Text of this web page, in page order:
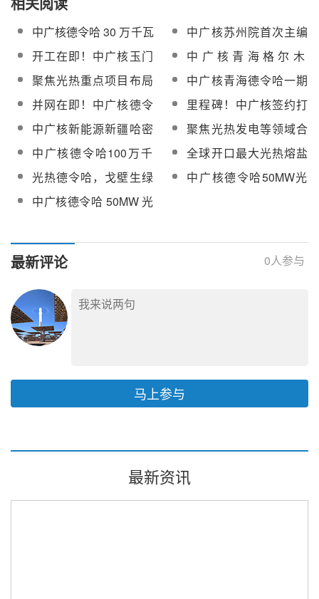
中广核德令哈 30 万千瓦
熔盐槽式光热项目接入
系统设计及电能质量评
估编制直接采购公告
中广核苏州院首次主编
的熔盐储能领域国家标
准获批立项
开工在即！中广核玉门
70万千瓦风光热制氢项
目入选甘肃2026省重大
项目
中广核青海格尔木
350MW光热示范（试
点）项目塔式聚光集热
系统采购
聚焦光热重点项目布局
推进等核心议题！中国
能建投资公司吉林公司
与中广核座谈交流
中广核青海德令哈一期
光热20万千瓦发电项目
高低温熔盐钢管公开竞
价采购
并网在即！中广核德令
哈200MW光热项目进展
全梳理
里程碑！中广核签约打
造巴西首个百兆瓦级熔
盐储热光热电站
中广核新能源新疆哈密
40万千瓦“光热+”项目申
请报告(项目前期)采购
聚焦光热发电等领域合
作！青海国投与中广核
青海公司举行战略合作
签约仪式
中广核德令哈100万千
瓦光热储一体化项目
2026年度日常检修维护
服务采购
全球开口最大光热熔盐
槽式集热器成套装备及
工艺，在青海完成技术
光热德令哈，戈壁生绿
电
中广核德令哈50MW光
中广核德令哈 50MW 光
标
最新评论 0人参与
马上参与
最新资讯